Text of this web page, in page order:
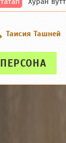
Таисия Ташней
ПЕРСОНА